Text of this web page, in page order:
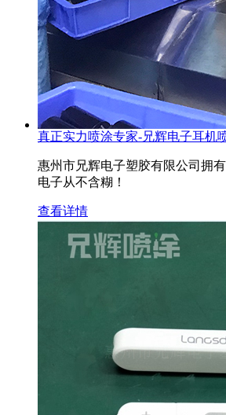
真正实力喷涂专家-兄辉电子耳机
惠州市兄辉电子塑胶有限公司拥
电子从不含糊！
查看详情